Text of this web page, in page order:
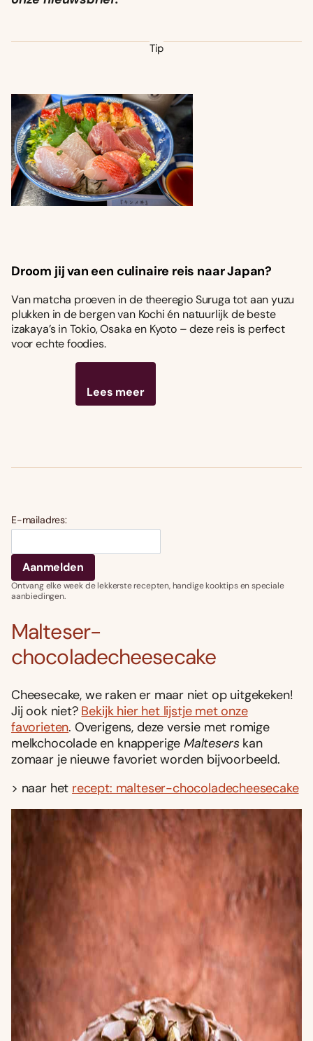
Tip
Droom jij van een culinaire reis naar Japan?
Van matcha proeven in de theeregio Suruga tot aan yuzu
plukken in de bergen van Kochi én natuurlijk de beste
izakaya’s in Tokio, Osaka en Kyoto – deze reis is perfect
voor echte foodies.
Lees meer
E-mailadres:
Ontvang elke week de lekkerste recepten, handige kooktips en speciale
aanbiedingen.
Malteser-
chocoladecheesecake
Cheesecake, we raken er maar niet op uitgekeken!
Jij ook niet? Bekijk hier het lijstje met onze
favorieten. Overigens, deze versie met romige
melkchocolade en knapperige Maltesers kan
zomaar je nieuwe favoriet worden bijvoorbeeld.
> naar het recept: malteser-chocoladecheesecake